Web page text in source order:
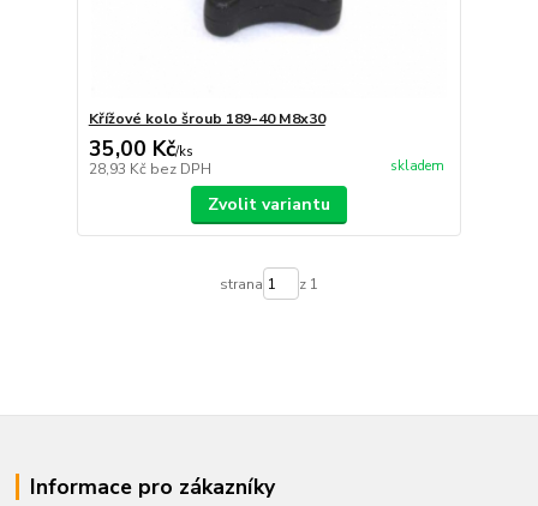
Křížové kolo šroub 189-40 M8x30
35,00 Kč/ks
28,93 Kč bez DPH skladem
Zvolit variantu
strana z 1
Informace pro zákazníky